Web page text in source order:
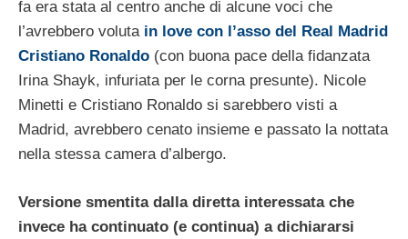
fa era stata al centro anche di alcune voci che
l’avrebbero voluta in love con l’asso del Real Madrid
Cristiano Ronaldo (con buona pace della fidanzata
Irina Shayk, infuriata per le corna presunte). Nicole
Minetti e Cristiano Ronaldo si sarebbero visti a
Madrid, avrebbero cenato insieme e passato la nottata
nella stessa camera d’albergo.
Versione smentita dalla diretta interessata che
invece ha continuato (e continua) a dichiararsi